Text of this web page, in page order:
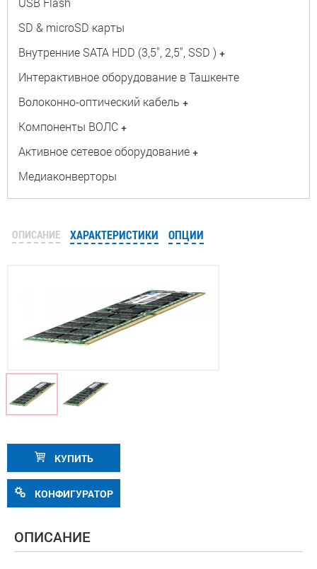
SD & microSD карты
Внутренние SATA HDD (3,5", 2,5", SSD ) +
Интерактивное оборудование в Ташкенте
Волоконно-оптический кабель +
Компоненты ВОЛС +
Активное сетевое оборудование +
Медиаконверторы
ОПИСАНИЕ ХАРАКТЕРИСТИКИ ОПЦИИ
КУПИТЬ
КОНФИГУРАТОР
ОПИСАНИЕ